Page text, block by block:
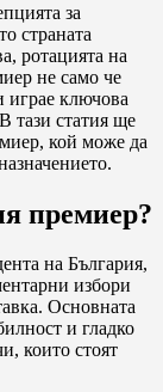
за
страната
ротацията на
не само че
играе ключова
тази статия ще
кой може да
премиер?
на България,
избори
Основната
и гладко
които стоят